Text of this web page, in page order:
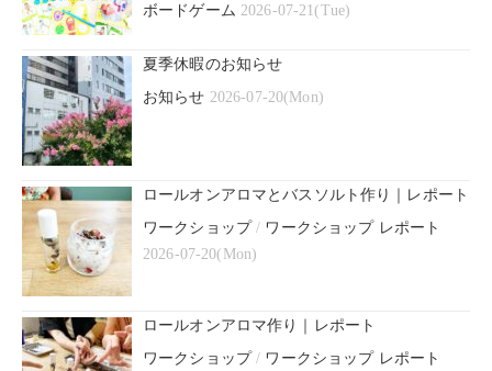
ボードゲーム 2026-07-21(Tue)
夏季休暇のお知らせ
お知らせ 2026-07-20(Mon)
ロールオンアロマとバスソルト作り｜レポート
ワークショップ/ ワークショップ レポート
2026-07-20(Mon)
ロールオンアロマ作り｜レポート
ワークショップ/ ワークショップ レポート